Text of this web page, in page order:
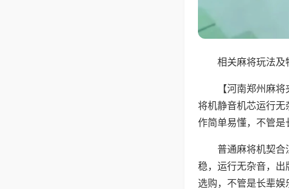
相关麻将玩法及
【河南郑州麻
将机静音机芯运行
作简单易懂，不管是
普通麻将机契合
稳，运行无杂音，
选购，不管是长辈娱